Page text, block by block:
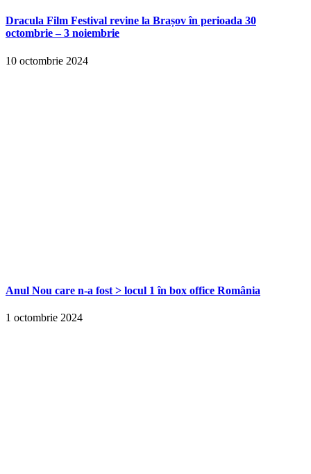
Dracula Film Festival revine la Brașov în perioada 30
octombrie – 3 noiembrie
10 octombrie 2024
Anul Nou care n-a fost > locul 1 în box office România
1 octombrie 2024